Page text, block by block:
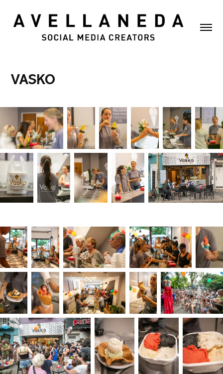
VASKO